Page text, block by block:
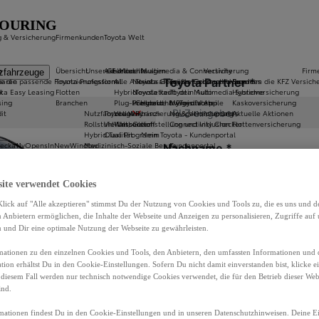
Gebrauchtwagen
Toyota Geprüfte Gebrauchtwagen
Toyota kauft dein Auto
Gebrauchtwagen Vorteile
Finanzierung & Versicherung
Unsere E-Modelle
Alle Antriebsarten
Hybrid
Plug-In Hybrid
Vollelektrisch
Wasserstoff
a11yOpensInNewWindow
Multimedia & Connectivity
Toyota Connected Services
Toyota Multimedia Systeme
MyToyota App
Navigationsupdates
Connectivity Checker
Mein Toyota - Kundenportal
Kundenportal
& Versicherung
die passende Finanzierungsform
Easy Leasing
Versicherung
Rund um die KFZ
Hybridversicherung
Kaskoversicherung
Aktuelle Aktionen
Flottenversicherung
Firmenkunden
Übersicht
Toyota Professional
Flotten
Branchen
Nutzfahrzeuge
Rollstuhl-Umbauten
Hybrid Taxi Programm
Medizinisch-Soziale Berufe
Toyota Welt
Aktuelles
News
Newsletter
Prospekte & Preislisten
Toyota Way
Vielfalt, Gleichstellung und Inklusion
Qualität
verwendet Cookies
auf "Alle akzeptieren" stimmst Du der Nutzung von Cookies und Tools zu, die es uns und
Anbietern ermöglichen, die Inhalte der Webseite und Anzeigen zu personalisieren, Zugriffe auf
und Dir eine optimale Nutzung der Webseite zu gewährleisten.
zu den einzelnen Cookies und Tools, den Anbietern, den umfassten Informationen
erhältst Du in den Cookie-Einstellungen. Sofern Du nicht damit einverstanden bist, klicke
Fall werden nur technisch notwendige Cookies verwendet, die für den Betrieb dieser
findest Du in den Cookie-Einstellungen und in unseren Datenschutzhinweisen. Deine